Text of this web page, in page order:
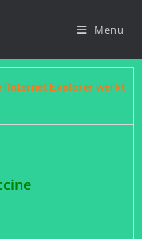
Menu
(Internet Explorer werkt